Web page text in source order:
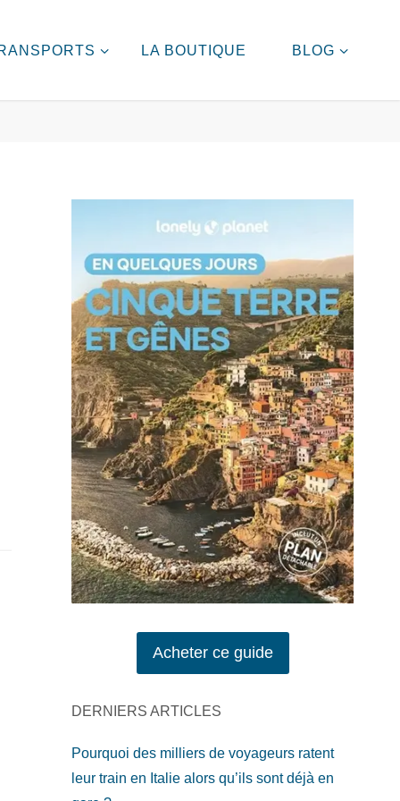
LA BOUTIQUE BLOG
Acheter ce guide
DERNIERS ARTICLES
Pourquoi des milliers de voyageurs ratent
leur train en Italie alors qu’ils sont déjà en